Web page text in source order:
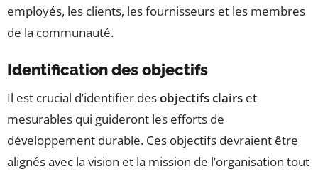
employés, les clients, les fournisseurs et les membres
de la communauté.
Identification des objectifs
Il est crucial d’identifier desobjectifs clairs et
mesurables qui guideront les efforts de
développement durable. Ces objectifs devraient être
alignés avec la vision et la mission de l’organisation tout